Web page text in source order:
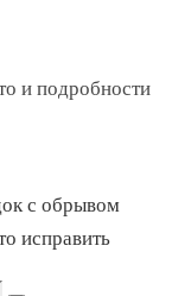
и подробности
с обрывом
исправить